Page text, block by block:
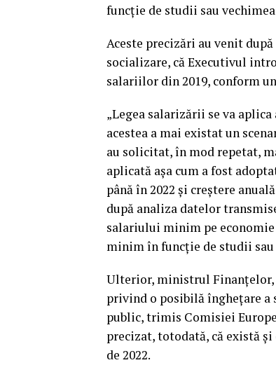
funcţie de studii sau
Aceste precizări au venit
socializare, că Executivul
salariilor din 2019, conform
„Legea salarizării se va
acestea a mai existat un
au solicitat, în mod repetat,
aplicată aşa cum a fost
până în 2022 şi creştere
după analiza datelor
salariului minim pe
minim în funcţie de studii sau
Ulterior, ministrul Finanţelor,
privind o posibilă îngheţare a
public, trimis Comisiei
precizat, totodată, că există
de 2022.